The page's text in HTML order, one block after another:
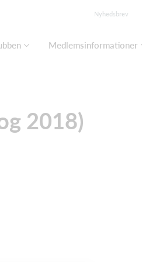
Nyhedsbrev
Medlemsinformationer
2018)